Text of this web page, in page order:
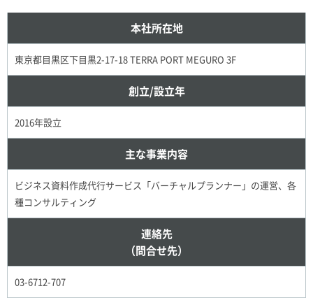
本社所在地
東京都目黒区下目黒2-17-18 TERRA PORT MEGURO 3F
創立/設立年
2016年設立
主な事業内容
ビジネス資料作成代行サービス「バーチャルプランナー」の運営、各
種コンサルティング
連絡先
（問合せ先）
03-6712-707